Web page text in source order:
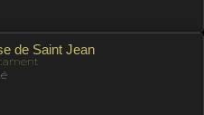
de Saint Jean